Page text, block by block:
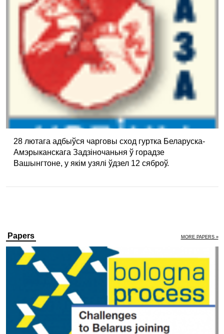
28 лютага адбыўся чарговы сход гуртка Беларуска-
Амэрыканскага Задзіночаньня ў горадзе
Вашынгтоне, у якiм узялi ўдзел 12 сяброў.
Papers MORE PAPERS »